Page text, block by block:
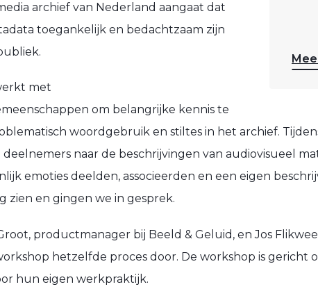
archief van Nederland aangaat dat
toegankelijk en bedachtzaam zijn
met
om belangrijke kennis te
woordgebruik en stiltes in het archief.
naar de beschrijvingen van audiovisueel
emoties deelden, associeerden en een eigen
zien en gingen we in gesprek.
productmanager bij Beeld & Geluid, en Jos
hetzelfde proces door. De workshop is gericht
hun eigen werkpraktijk.